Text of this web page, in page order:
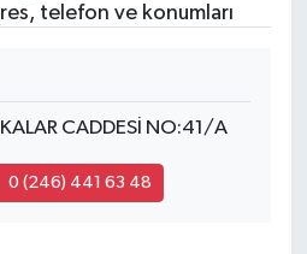
telefon ve konumları
CADDESİ NO:41/A
0 (246) 441 63 48